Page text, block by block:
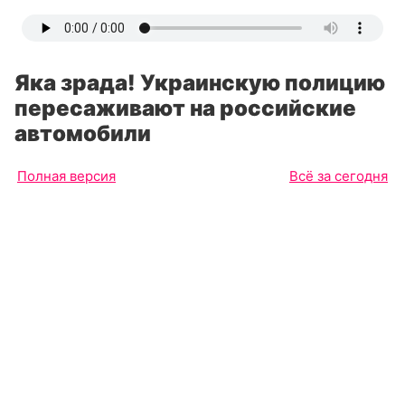
Яка зрада! Украинскую полицию
пересаживают на российские
автомобили
Полная версия Всё за сегодня